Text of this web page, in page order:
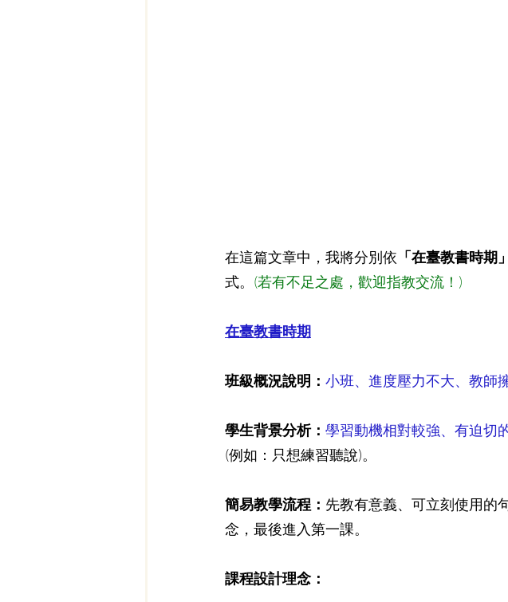
在這篇文章中，我將分別依 「在臺教書時期
式。 (若有不足之處，歡迎指教交流！)
在臺教書時期
班級概況說明： 小班、進度壓力不大、教師
學生背景分析： 學習動機相對較強、有迫切
(例如：只想練習聽說)。
簡易教學流程： 先教有意義、可立刻使用的
念，最後進入第一課。
課程設計理念：